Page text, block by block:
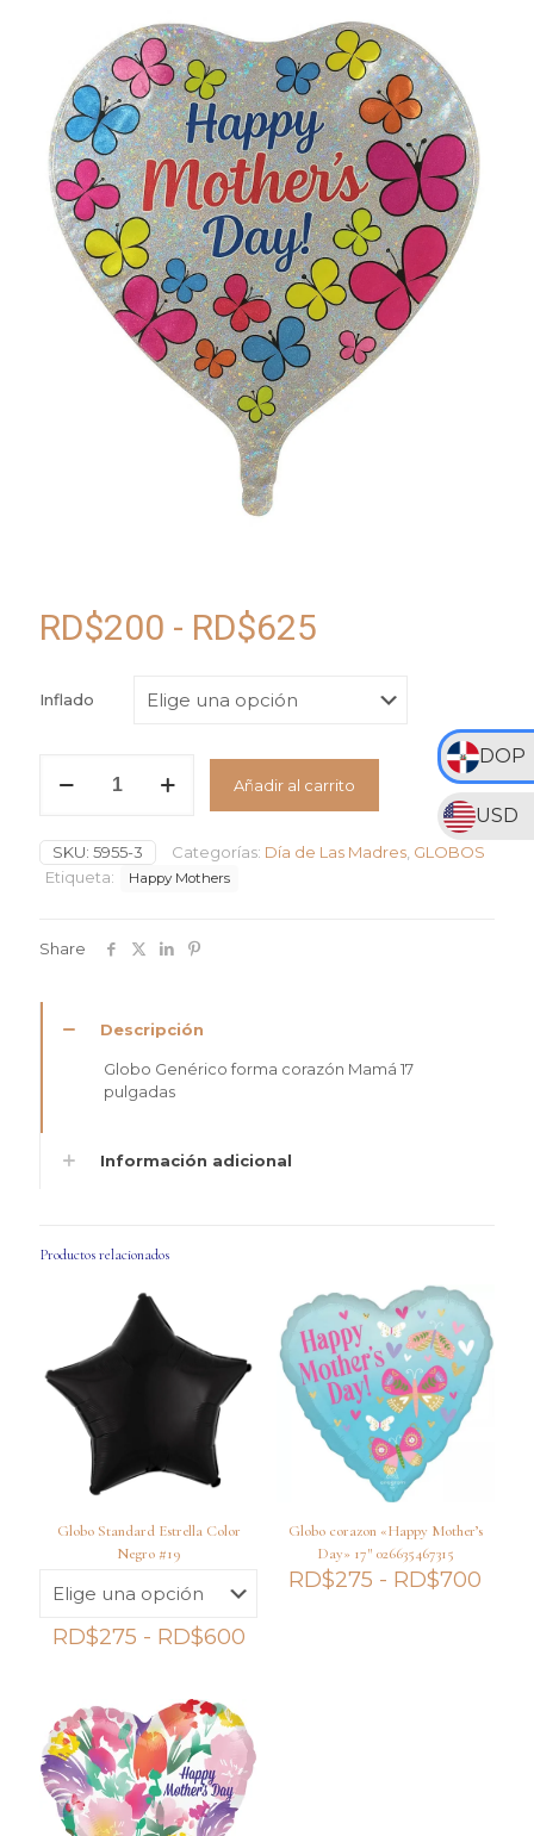
DOP
USD
RD$200 - RD$625
precios:
RD$200
hasta
RD$625
Inflado
Forma
cantidad
Añadir al carrito
SKU: 5955-3 Categorías: Día de Las Madres GLOBOS
Etiqueta:
Happy Mothers
Share
Descripción
Globo Genérico forma corazón Mamá 17
pulgadas
Información adicional
Productos relacionados
Globo Standard Estrella Color
Negro #19
RD$275 - RD$600Rango
RD$275
hasta
RD$600
Globo corazon «Happy Mother’s
Day» 17″ 026635467315
RD$275 - RD$700